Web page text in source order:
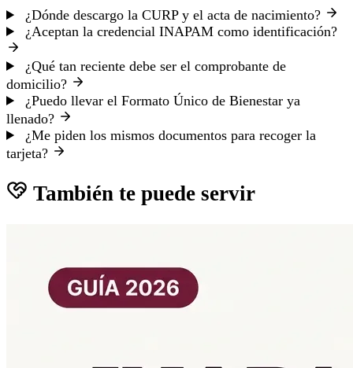
¿Dónde descargo la CURP y el acta de nacimiento?
¿Aceptan la credencial INAPAM como identificación?
¿Qué tan reciente debe ser el comprobante de
domicilio?
¿Puedo llevar el Formato Único de Bienestar ya
llenado?
¿Me piden los mismos documentos para recoger la
tarjeta?
También te puede servir